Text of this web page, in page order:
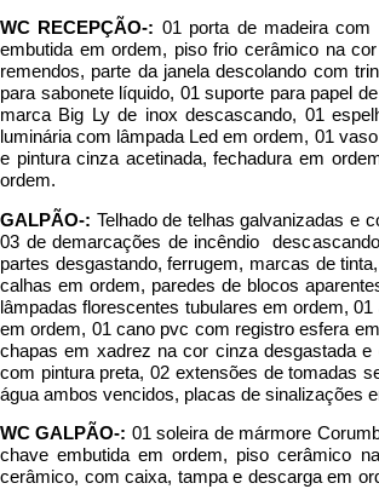
WC RECEPÇÃO-: 01 porta de madeira
embutida em ordem, piso frio cerâmico na
remendos, parte da janela descolando com
para sabonete líquido, 01 suporte para papel
marca Big Ly de inox descascando, 01
luminária com lâmpada Led em ordem, 01
e pintura cinza acetinada, fechadura em
ordem.
GALPÃO-: Telhado de telhas galvanizadas e
03 de demarcações de incêndio
partes desgastando, ferrugem, marcas de
calhas em ordem, paredes de blocos
lâmpadas florescentes tubulares em ordem,
em ordem, 01 cano pvc com registro esfera
chapas em xadrez na cor cinza desgastada
com pintura preta, 02 extensões de tomadas
água ambos vencidos, placas de sinalizações
WC GALPÃO-: 01 soleira de mármore
chave embutida em ordem, piso cerâmico
cerâmico, com caixa, tampa e descarga em